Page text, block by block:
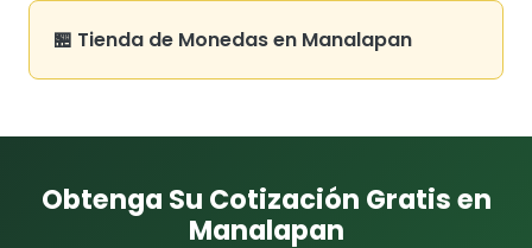
🏪 Tienda de Monedas en Manalapan
Obtenga Su Cotización Gratis en
Manalapan